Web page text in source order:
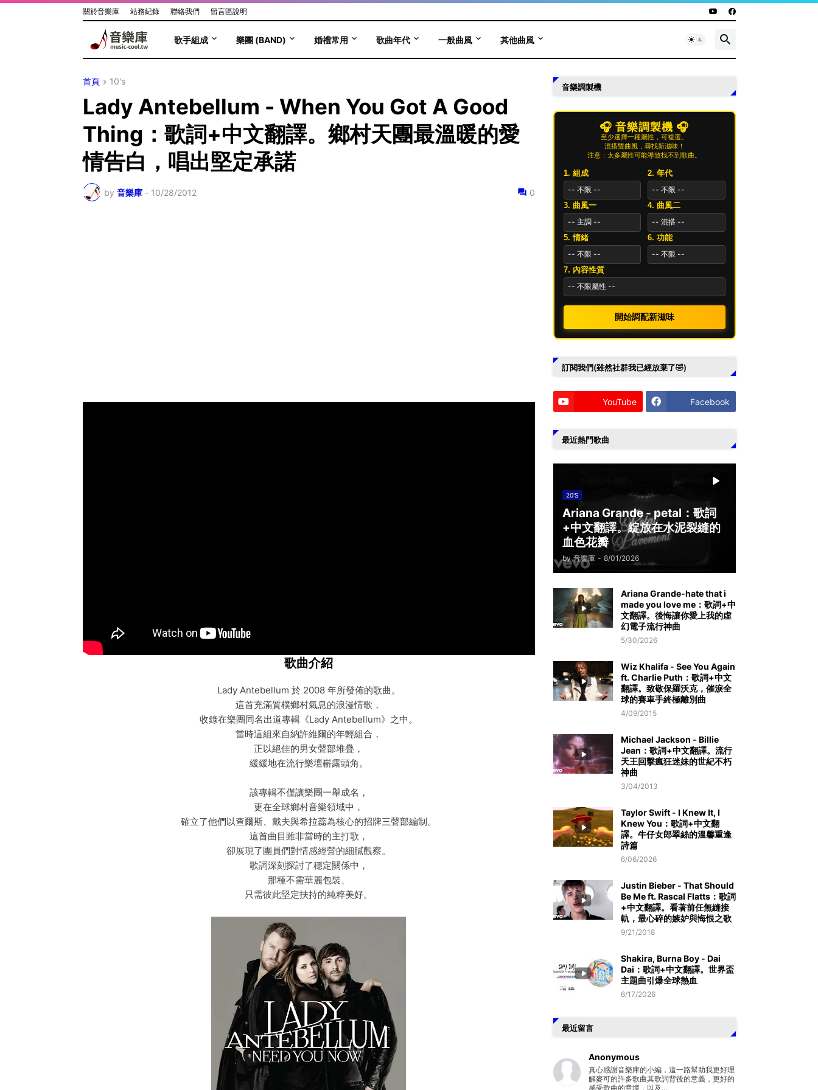
關於音樂庫 站務紀錄 聯絡我們 留言區說明
歌手組成 樂團 (BAND) 婚禮常用 歌曲年代 一般曲風 其他曲風
首頁 10's
Lady Antebellum - When You Got A Good
Thing：歌詞+中文翻譯。鄉村天團最溫暖的愛
情告白，唱出堅定承諾
by 音樂庫 - 10/28/2012 0
歌曲介紹
Lady Antebellum 於 2008 年所發佈的歌曲。
這首充滿質樸鄉村氣息的浪漫情歌，
收錄在樂團同名出道專輯《Lady Antebellum》之中。
當時這組來自納許維爾的年輕組合，
正以絕佳的男女聲部堆疊，
緩緩地在流行樂壇嶄露頭角。
該專輯不僅讓樂團一舉成名，
更在全球鄉村音樂領域中，
確立了他們以查爾斯、戴夫與希拉蕊為核心的招牌三聲部編制。
這首曲目雖非當時的主打歌，
卻展現了團員們對情感經營的細膩觀察。
歌詞深刻探討了穩定關係中，
那種不需華麗包裝、
只需彼此堅定扶持的純粹美好。
音樂調製機
🎧 音樂調製機 🎧
至少選擇一種屬性，可複選。
混搭雙曲風，尋找新滋味！
注意：太多屬性可能導致找不到歌曲。
1. 組成 2. 年代
3. 曲風一 4. 曲風二
5. 情緒 6. 功能
7. 內容性質
開始調配新滋味
訂閱我們(雖然社群我已經放棄了🤣)
YouTube Facebook
最近熱門歌曲
20'S
Ariana Grande - petal：歌詞
+中文翻譯。綻放在水泥裂縫的
血色花瓣
by 音樂庫 - 8/01/2026
Ariana Grande-hate that i
made you love me：歌詞+中
文翻譯。後悔讓你愛上我的虛
幻電子流行神曲
5/30/2026
Wiz Khalifa - See You Again
ft. Charlie Puth：歌詞+中文
翻譯。致敬保羅沃克，催淚全
球的賽車手終極離別曲
4/09/2015
Michael Jackson - Billie
Jean：歌詞+中文翻譯。流行
天王回擊瘋狂迷妹的世紀不朽
神曲
3/04/2013
Taylor Swift - I Knew It, I
Knew You：歌詞+中文翻
譯。牛仔女郎翠絲的溫馨重逢
詩篇
6/06/2026
Justin Bieber - That Should
Be Me ft. Rascal Flatts：歌詞
+中文翻譯。看著前任無縫接
軌，最心碎的嫉妒與悔恨之歌
9/21/2018
Shakira, Burna Boy - Dai
Dai：歌詞+中文翻譯。世界盃
主題曲引爆全球熱血
6/17/2026
最近留言
Anonymous
真心感謝音樂庫的小編，這一路幫助我更好理
解麥可的許多歌曲其歌詞背後的意義，更好的
感受歌曲的意境，以及...